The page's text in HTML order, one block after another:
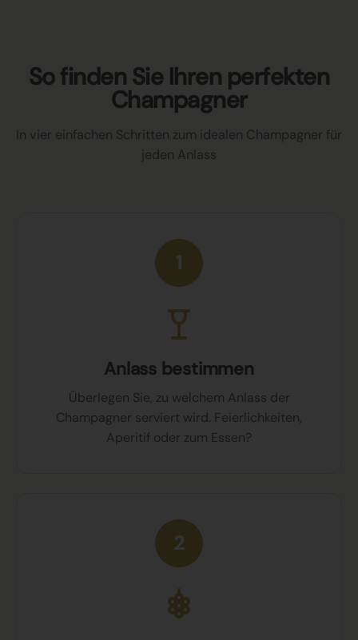
So finden Sie Ihren perfekten
Champagner
In vier einfachen Schritten zum idealen Champagner für
jeden Anlass
1
Anlass bestimmen
Überlegen Sie, zu welchem Anlass der
Champagner serviert wird. Feierlichkeiten,
Aperitif oder zum Essen?
2